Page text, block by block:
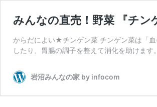
みんなの直売！野菜 『チ
からだによい★チンゲン菜 チンゲン菜は「
したり、胃腸の調子を整えて消化を助けま
岩沼みんなの家 by infocom